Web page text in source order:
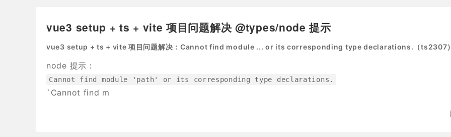
vue3 setup + ts + vite 项目问题解决 @types/node 提示
vue3 setup + ts + vite 项目问题解决：Cannot find module ... or its corresponding type declarations.（ts2307
node 提示：
Cannot find module 'path' or its corresponding type declarations.
`Cannot find m